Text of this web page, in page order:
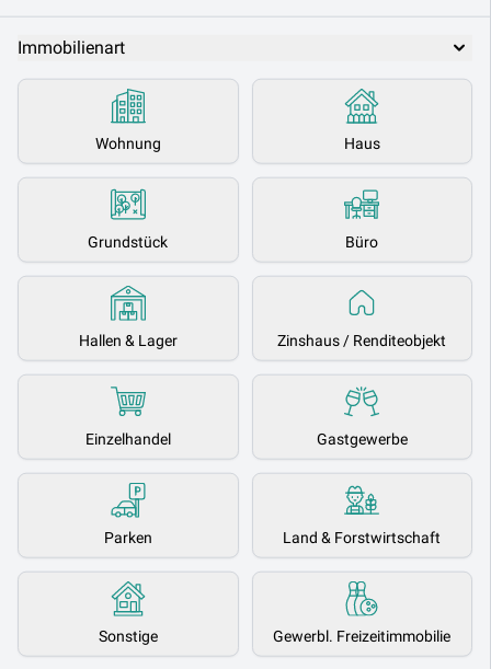
Immobilienart
Wohnung Haus
Grundstück Büro
Hallen & Lager Zinshaus / Renditeobjekt
Einzelhandel Gastgewerbe
Parken Land & Forstwirtschaft
Sonstige Gewerbl. Freizeitimmobilie